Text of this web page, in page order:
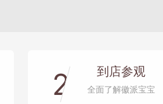
2 到店参观
全面了解徽派宝宝